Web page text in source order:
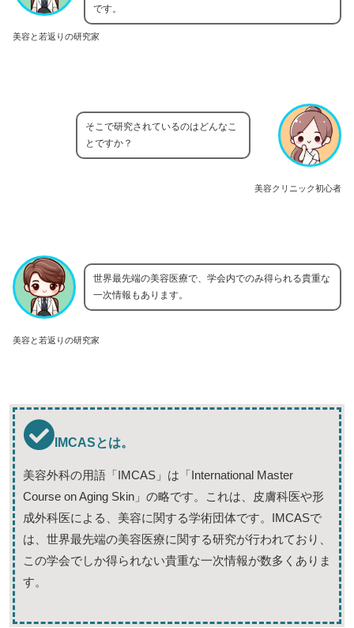
美容と若返りの研究家
です。
美容クリニック初心者
そこで研究されているのはどんなこ
とですか？
美容と若返りの研究家
世界最先端の美容医療で、学会内でのみ得られる貴重な
一次情報もあります。
IMCASとは。
美容外科の用語「IMCAS」は「International Master
Course on Aging Skin」の略です。これは、皮膚科医や形
成外科医による、美容に関する学術団体です。IMCASで
は、世界最先端の美容医療に関する研究が行われており、
この学会でしか得られない貴重な一次情報が数多くありま
す。